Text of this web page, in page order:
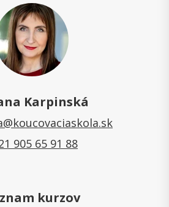
Karpinská
905 65 91 88
kurzov